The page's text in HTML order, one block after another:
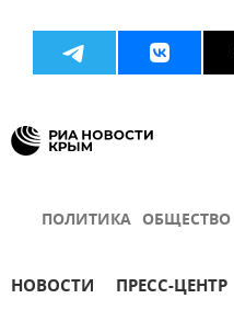
ПОЛИТИКА ОБЩЕСТВО
НОВОСТИ ПРЕСС-ЦЕНТР